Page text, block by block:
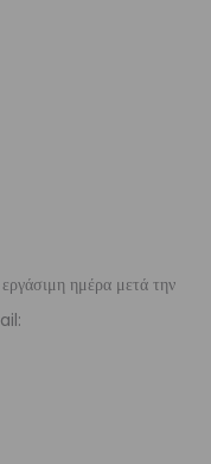
ημέρα μετά την